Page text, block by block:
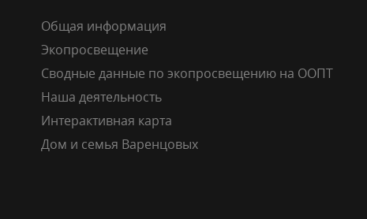
Общая информация
Экопросвещение
Сводные данные по экопросвещению на ООПТ
Наша деятельность
Интерактивная карта
Дом и семья Варенцовых